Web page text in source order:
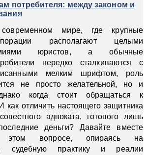
потребителя: между законом и
мире, где крупные
располагают целыми
юристов, а обычные
нередко сталкиваются с
мелким шрифтом, роль
не просто желательной, но и
когда стоит обращаться к
как отличить настоящего защитника
адвоката, готового лишь
деньги? Давайте вместе
этом вопросе, опираясь на
судебную практику и реалии